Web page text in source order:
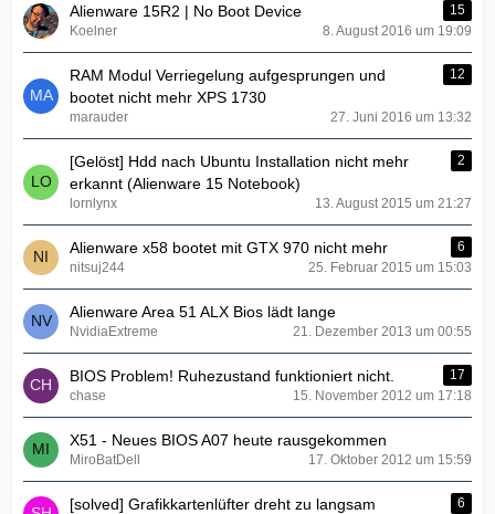
Alienware 15R2 | No Boot Device
15
Koelner
8. August 2016 um 19:09
RAM Modul Verriegelung aufgesprungen und
bootet nicht mehr XPS 1730
12
marauder 27. Juni 2016 um 13:32
[Gelöst] Hdd nach Ubuntu Installation nicht mehr
erkannt (Alienware 15 Notebook)
2
lornlynx 13. August 2015 um 21:27
Alienware x58 bootet mit GTX 970 nicht mehr
6
nitsuj244
25. Februar 2015 um 15:03
Alienware Area 51 ALX Bios lädt lange
NvidiaExtreme 21. Dezember 2013 um 00:55
BIOS Problem! Ruhezustand funktioniert nicht.
17
chase
15. November 2012 um 17:18
X51 - Neues BIOS A07 heute rausgekommen
MiroBatDell 17. Oktober 2012 um 15:59
[solved] Grafikkartenlüfter dreht zu langsam
6